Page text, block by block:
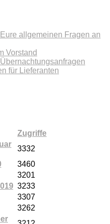
allgemeinen Fragen an
Vorstand
für Lieferanten
Zugriffe
3332
3460
3201
3233
3307
3262